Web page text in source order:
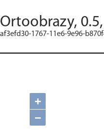
Ortoobrazy,
af3efd30-1767-11e6-9e96-
+
−